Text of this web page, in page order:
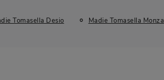
Tomasella Desio Madie Tomasella Monza